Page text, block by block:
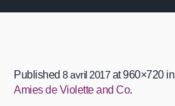
Published 8 avril 2017at 960×720 in
Amies de Violette and Co.